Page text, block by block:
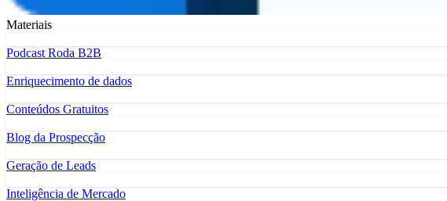
Materiais
Podcast Roda B2B
Enriquecimento de dados
Conteúdos Gratuitos
Blog da Prospecção
Geração de Leads
Inteligência de Mercado